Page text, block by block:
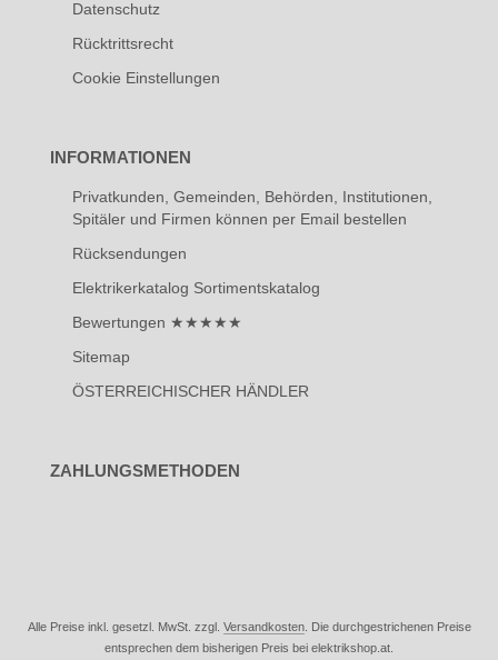
Datenschutz
Rücktrittsrecht
Cookie Einstellungen
INFORMATIONEN
Privatkunden, Gemeinden, Behörden, Institutionen,
Spitäler und Firmen können per Email bestellen
Rücksendungen
Elektrikerkatalog Sortimentskatalog
Bewertungen ★★★★★
Sitemap
ÖSTERREICHISCHER HÄNDLER
ZAHLUNGSMETHODEN
Alle Preise inkl. gesetzl. MwSt. zzgl. Versandkosten. Die durchgestrichenen Preise
entsprechen dem bisherigen Preis bei elektrikshop.at.